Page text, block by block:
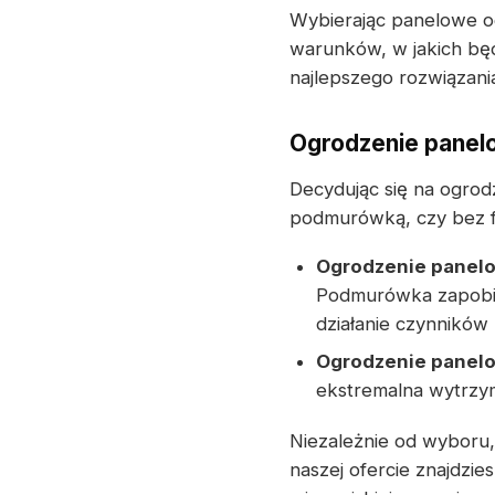
Wybierając panelowe
warunków, w jakich
najlepszego
Ogrodzenie
Decydując się na
podmurówką, czy bez
Ogrodzenie
Podmurówka
działanie
Ogrodzenie
ekstremalna
Niezależnie od
naszej ofercie